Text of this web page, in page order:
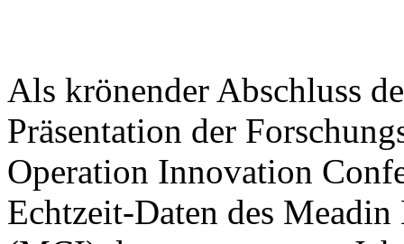
Als krönender Abschluss
Präsentation der
Operation Innovation
Echtzeit-Daten des